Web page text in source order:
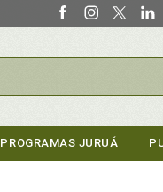
PROGRAMAS JURUÁ